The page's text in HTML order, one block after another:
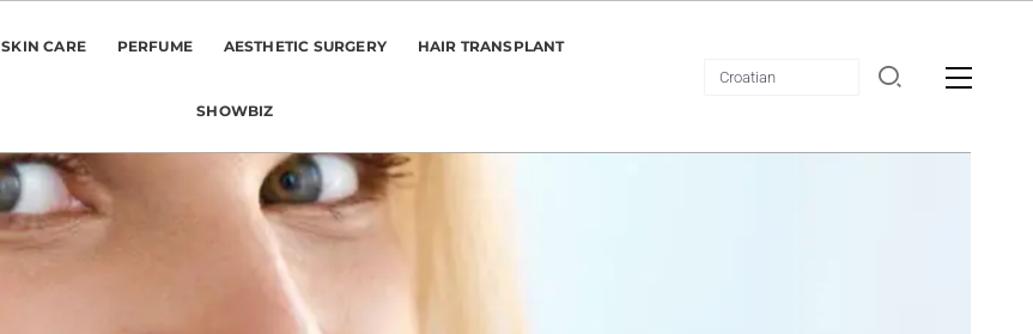
SKIN CARE PERFUME AESTHETIC SURGERY HAIR TRANSPLANT
SHOWBIZ